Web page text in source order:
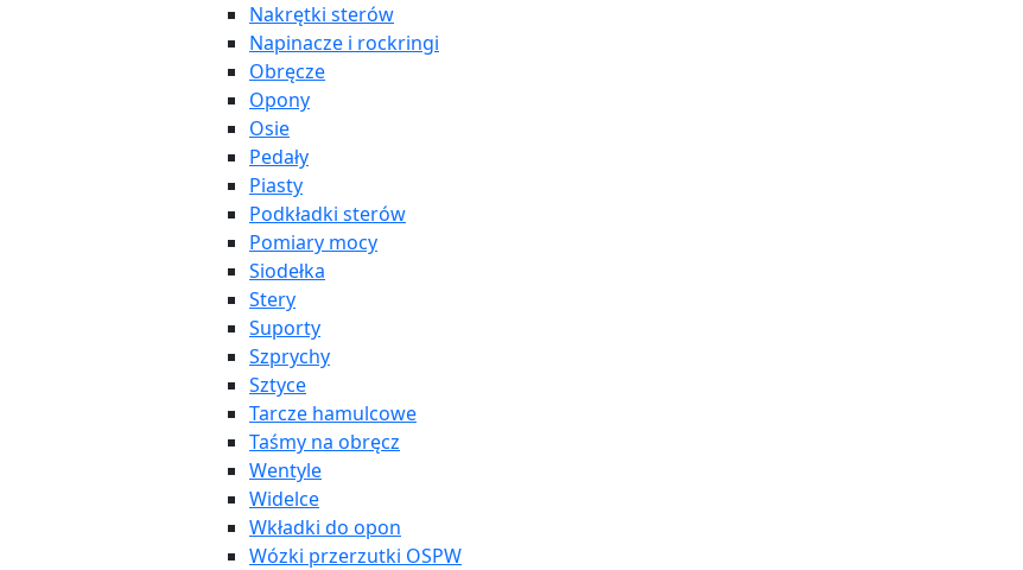
Nakrętki sterów
Napinacze i rockringi
Obręcze
Opony
Osie
Pedały
Piasty
Podkładki sterów
Pomiary mocy
Siodełka
Stery
Suporty
Szprychy
Sztyce
Tarcze hamulcowe
Taśmy na obręcz
Wentyle
Widelce
Wkładki do opon
Wózki przerzutki OSPW